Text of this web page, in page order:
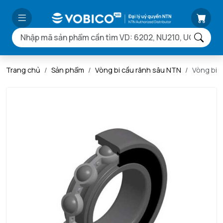
Trang chủ Sản phẩm Vòng bi cầu rãnh sâu NTN Vòng bi